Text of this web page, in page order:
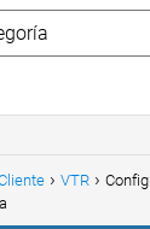
VTR